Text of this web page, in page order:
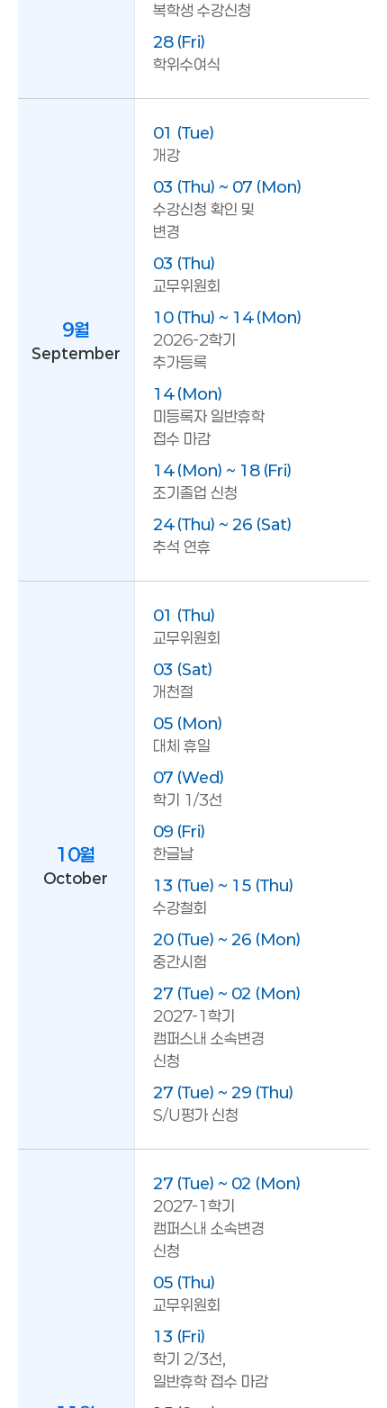
복학생 수강신청
28 (Fri)
학위수여식
9월
September
01 (Tue)
개강
03 (Thu) ~ 07 (Mon)
수강신청 확인 및
변경
03 (Thu)
교무위원회
10 (Thu) ~ 14 (Mon)
2026-2학기
추가등록
14 (Mon)
미등록자 일반휴학
접수 마감
14 (Mon) ~ 18 (Fri)
조기졸업 신청
24 (Thu) ~ 26 (Sat)
추석 연휴
10월
October
01 (Thu)
교무위원회
03 (Sat)
개천절
05 (Mon)
대체 휴일
07 (Wed)
학기 1/3선
09 (Fri)
한글날
13 (Tue) ~ 15 (Thu)
수강철회
20 (Tue) ~ 26 (Mon)
중간시험
27 (Tue) ~ 02 (Mon)
2027-1학기
캠퍼스내 소속변경
신청
27 (Tue) ~ 29 (Thu)
S/U평가 신청
27 (Tue) ~ 02 (Mon)
2027-1학기
캠퍼스내 소속변경
신청
05 (Thu)
교무위원회
13 (Fri)
학기 2/3선,
일반휴학 접수 마감